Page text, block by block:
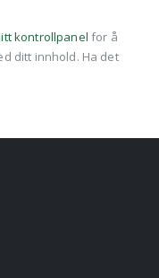
kontrollpanel for å
ditt innhold. Ha det